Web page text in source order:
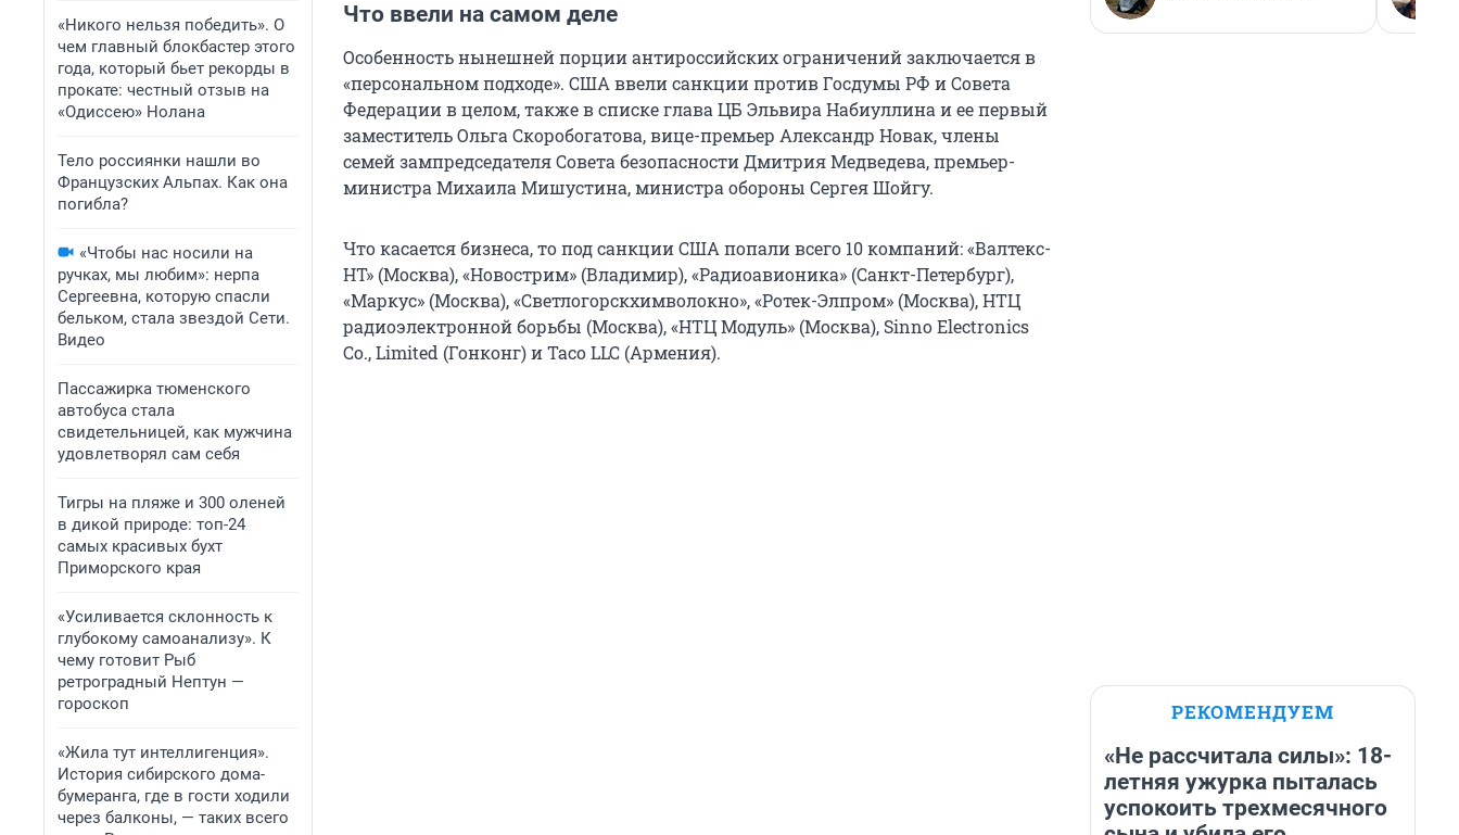
«Никого нельзя победить». О
чем главный блокбастер этого
года, который бьет рекорды в
прокате: честный отзыв на
«Одиссею» Нолана
Тело россиянки нашли во
Французских Альпах. Как она
погибла?
«Чтобы нас носили на
ручках, мы любим»: нерпа
Сергеевна, которую спасли
бельком, стала звездой Сети.
Видео
Пассажирка тюменского
автобуса стала
свидетельницей, как мужчина
удовлетворял сам себя
Тигры на пляже и 300 оленей
в дикой природе: топ-24
самых красивых бухт
Приморского края
«Усиливается склонность к
глубокому самоанализу». К
чему готовит Рыб
ретроградный Нептун —
гороскоп
«Жила тут интеллигенция».
История сибирского дома-
бумеранга, где в гости ходили
через балконы, — таких всего
Что ввели на самом деле
Особенность нынешней порции антироссийских ограничений заключается в
«персональном подходе». США ввели санкции против Госдумы РФ и Совета
Федерации в целом, также в списке глава ЦБ Эльвира Набиуллина и ее первый
заместитель Ольга Скоробогатова, вице-премьер Александр Новак, члены
семей зампредседателя Совета безопасности Дмитрия Медведева, премьер-
министра Михаила Мишустина, министра обороны Сергея Шойгу.
Что касается бизнеса, то под санкции США попали всего 10 компаний: «Валтекс-
НТ» (Москва), «Новострим» (Владимир), «Радиоавионика» (Санкт-Петербург),
«Маркус» (Москва), «Светлогорскхимволокно», «Ротек-Элпром» (Москва), НТЦ
радиоэлектронной борьбы (Москва), «НТЦ Модуль» (Москва), Sinno Electronics
Co., Limited (Гонконг) и Taco LLC (Армения).
РЕКОМЕНДУЕМ
«Не рассчитала силы»: 18-
летняя ужурка пыталась
успокоить трехмесячного